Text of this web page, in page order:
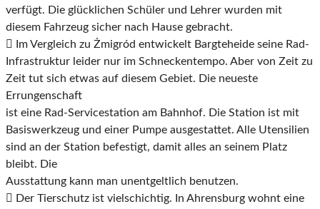
verfügt. Die glücklichen Schüler und Lehrer wurden mit
diesem Fahrzeug sicher nach Hause gebracht.
Im Vergleich zu Żmigród entwickelt Bargteheide seine Rad-
Infrastruktur leider nur im Schneckentempo. Aber von Zeit zu
Zeit tut sich etwas auf diesem Gebiet. Die neueste
Errungenschaft
ist eine Rad-Servicestation am Bahnhof. Die Station ist mit
Basiswerkzeug und einer Pumpe ausgestattet. Alle Utensilien
sind an der Station befestigt, damit alles an seinem Platz
bleibt. Die
Ausstattung kann man unentgeltlich benutzen.
Der Tierschutz ist vielschichtig. In Ahrensburg wohnt eine